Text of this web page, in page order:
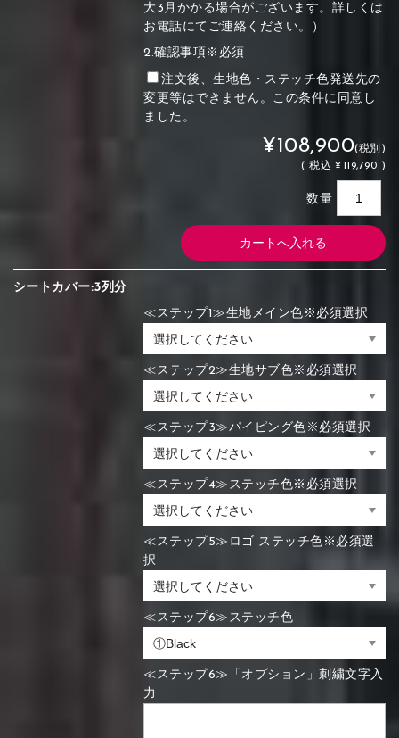
大3月かかる場合がございます。詳しくは
お電話にてご連絡ください。）
2.確認事項※必須
注文後、生地色・ステッチ色発送先の
変更等はできません。この条件に同意し
ました。
¥108,900(税別)
(税込 ¥119,790 )
数量
シートカバー:3列分
≪ステップ1≫生地メイン色※必須選択
≪ステップ2≫生地サブ色※必須選択
≪ステップ3≫パイピング色※必須選択
≪ステップ4≫ステッチ色※必須選択
≪ステップ5≫ロゴ ステッチ色※必須選
択
≪ステップ6≫ステッチ色
≪ステップ6≫「オプション」刺繍文字入
力